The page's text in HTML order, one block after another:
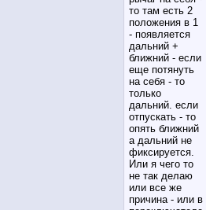
то там есть 2
положения в 1
- появляется
дальний +
ближний - если
еще потянуть
на себя - то
только
дальний. если
отпускать - то
опять ближний
а дальний не
фиксируется.
Или я чего то
не так делаю
или все же
причина - или в